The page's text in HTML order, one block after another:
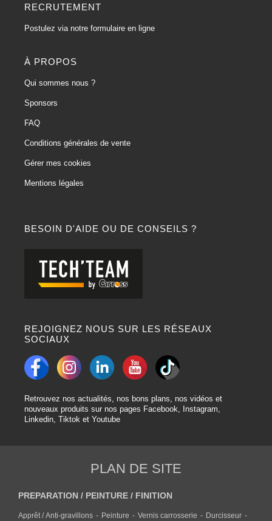
BESOIN D'AIDE OU DE CONSEILS ?
REJOIGNEZ NOUS SUR LES RÉSEAUX
SOCIAUX
Retrouvez nos actualités, nos bons plans, nos vidéos et
nouveaux produits sur nos pages Facebook, Instagram,
Linkedin, Tiktok et Youtube
RECRUTEMENT
Postulez via notre formulaire en ligne
À PROPOS
Qui sommes nous ?
Sponsors
FAQ
Conditions générales de vente
Gérer mes cookies
Mentions légales
PLAN DE SITE
PREPARATION / PEINTURE / FINITION
Apprêt / Anti-gravillons Peinture Vernis carrosserie Durcisseur